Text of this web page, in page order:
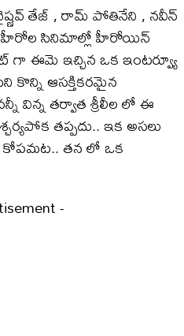
తేజ్ , రామ్ పోతినేని , నవీన్
హీరోల సినిమాల్లో హీరోయిన్
గా ఈమె ఇచ్చిన ఒక ఇంటర్వ్యూ
కొన్ని ఆసక్తికరమైన
విన్న తర్వాత శ్రీలీల లో ఈ
తప్పదు.. ఇక అసలు
తన లో ఒక
-